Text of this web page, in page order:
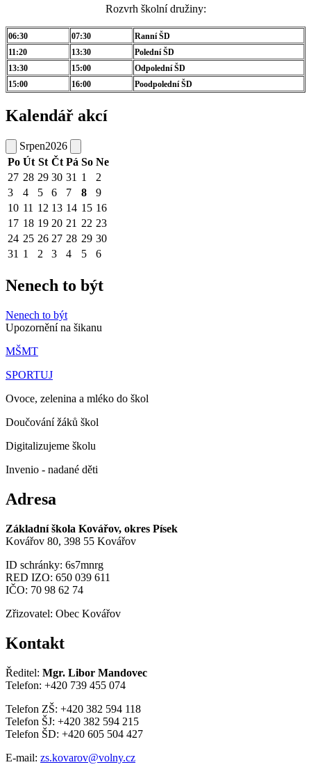
Rozvrh školní družiny:
06:30 07:30
Ranní ŠD
11:20
13:30
Polední ŠD
13:30
15:00
Odpolední ŠD
15:00
16:00 Poodpolední ŠD
Kalendář akcí
Srpen2026
Po Út St Čt Pá So Ne
27 28 29 30 31 1
2
3
4 5 6 7 8
9
10 11 12 13 14 15 16
17 18 19 20 21 22 23
24 25 26 27 28 29 30
31 1 2 3 4 5 6
Nenech to být
Nenech to být
Upozornění na šikanu
MŠMT
SPORTUJ
Ovoce, zelenina a mléko do škol
Doučování žáků škol
Digitalizujeme školu
Invenio - nadané děti
Adresa
Základní škola Kovářov, okres Písek
Kovářov 80, 398 55 Kovářov
ID schránky: 6s7mnrg
RED IZO: 650 039 611
IČO: 70 98 62 74
Zřizovatel: Obec Kovářov
Kontakt
Ředitel: Mgr. Libor Mandovec
Telefon: +420 739 455 074
Telefon ZŠ: +420 382 594 118
Telefon ŠJ: +420 382 594 215
Telefon ŠD: +420 605 504 427
E-mail: zs.kovarov@volny.cz